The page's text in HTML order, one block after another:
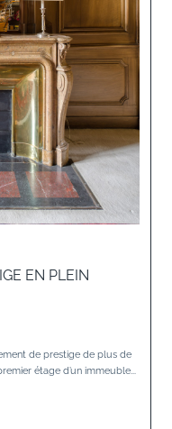
EN PLEIN
de prestige de plus de
étage d’un immeuble...